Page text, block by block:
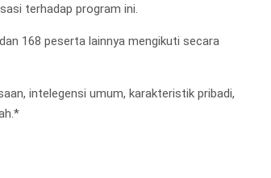
terhadap program ini.
168 peserta lainnya mengikuti secara
intelegensi umum, karakteristik pribadi,